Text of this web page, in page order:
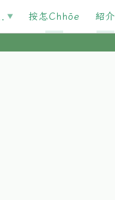
按怎Chhōe 紹介